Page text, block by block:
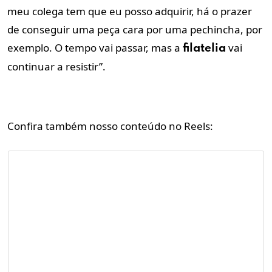
meu colega tem que eu posso adquirir, há o prazer
de conseguir uma peça cara por uma pechincha, por
exemplo. O tempo vai passar, mas a filatelia vai
continuar a resistir”.
Confira também nosso conteúdo no Reels: